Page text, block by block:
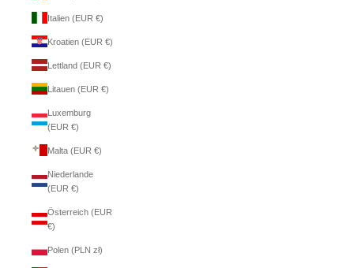
Italien (EUR €)
Kroatien (EUR €)
Lettland (EUR €)
Litauen (EUR €)
Luxemburg
(EUR €)
Malta (EUR €)
Niederlande
(EUR €)
Österreich (EUR
€)
Polen (PLN zł)